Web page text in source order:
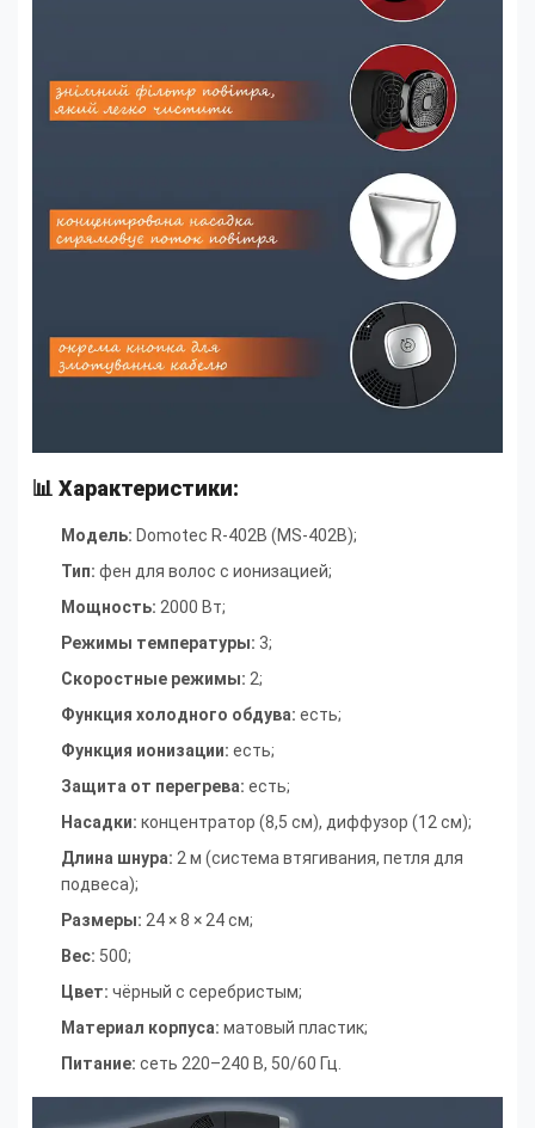
📊 Характеристики:
Модель: Domotec R-402B (MS-402B);
Тип: фен для волос с ионизацией;
Мощность: 2000 Вт;
Режимы температуры: 3;
Скоростные режимы: 2;
Функция холодного обдува: есть;
Функция ионизации: есть;
Защита от перегрева: есть;
Насадки: концентратор (8,5 см), диффузор (12 см);
Длина шнура: 2 м (система втягивания, петля для
подвеса);
Размеры: 24 × 8 × 24 см;
Вес: 500;
Цвет: чёрный с серебристым;
Материал корпуса: матовый пластик;
Питание: сеть 220–240 В, 50/60 Гц.